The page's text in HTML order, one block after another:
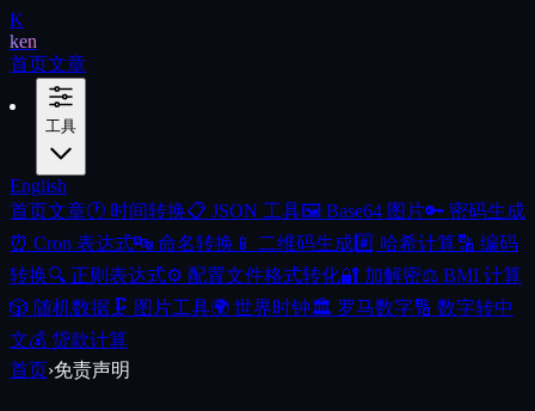
K
ken
首页文章
工具
English
首页文章🕐 时间转换📋 JSON 工具🖼️ Base64 图片🔑 密码生成
⏰ Cron 表达式🔤 命名转换 📱 二维码生成#️⃣ 哈希计算🔡 编码
转换🔍 正则表达式⚙️ 配置文件格式转化🔐 加解密⚖️ BMI 计算
🎲 随机数据 🗜️ 图片工具🌍 世界时钟🏛️ 罗马数字🔢 数字转中
文💰 贷款计算
首页›免责声明